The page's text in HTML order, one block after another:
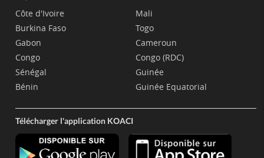
Côte d'Ivoire
Burkina Faso
Gabon
Congo
Sénégal
Bénin
Mali
Togo
Cameroun
Congo (RDC)
Guinée
Guinée Equatorial
Télécharger l'application KOACI